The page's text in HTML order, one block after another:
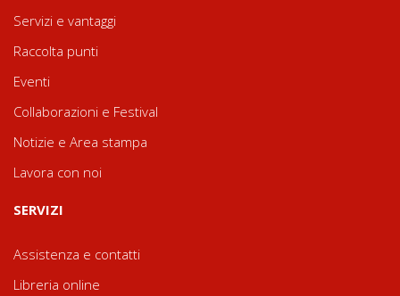
Servizi e vantaggi
Raccolta punti
Eventi
Collaborazioni e Festival
Notizie e Area stampa
Lavora con noi
SERVIZI
Assistenza e contatti
Libreria online